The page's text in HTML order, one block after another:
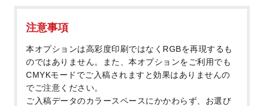
注意事項
本オプションは高彩度印刷ではなくRGBを再現するも
のではありません。また、本オプションをご利用でも
CMYKモードでご入稿されますと効果はありませんの
でご注意ください。
ご入稿データのカラースペースにかかわらず、お選び